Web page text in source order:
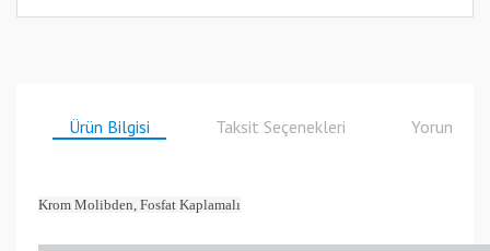
Ürün Bilgisi Taksit Seçenekleri Yorumlar
Krom Molibden, Fosfat Kaplamalı